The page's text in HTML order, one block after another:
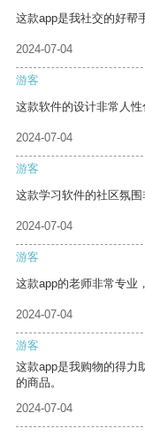
这款app是我社交的好帮
2024-07-04
游客
这款软件的设计非常人性
2024-07-04
游客
这款学习软件的社区氛围
2024-07-04
游客
这款app的老师非常专业
2024-07-04
游客
这款app是我购物的得力
的商品。
2024-07-04